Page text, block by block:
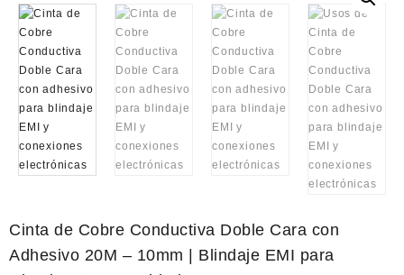
Cinta de Cobre Conductiva Doble Cara con
Adhesivo 20M – 10mm | Blindaje EMI para